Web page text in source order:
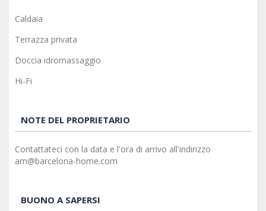
Caldaia
Terrazza privata
Doccia idromassaggio
Hi-Fi
NOTE DEL PROPRIETARIO
Contattateci con la data e l'ora di arrivo all'indirizzo
am@barcelona-home.com
BUONO A SAPERSI